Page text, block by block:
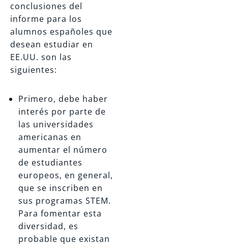
conclusiones del
informe para los
alumnos españoles que
desean estudiar en
EE.UU. son las
siguientes:
Primero, debe haber
interés por parte de
las universidades
americanas en
aumentar el número
de estudiantes
europeos, en general,
que se inscriben en
sus programas STEM.
Para fomentar esta
diversidad, es
probable que existan